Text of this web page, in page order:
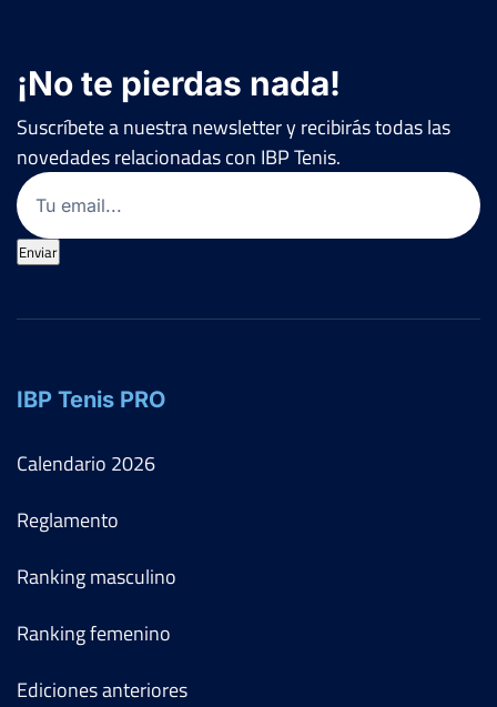
¡No te pierdas nada!
Suscríbete a nuestra newsletter y recibirás todas las
novedades relacionadas con IBP Tenis.
Email
Enviar
IBP Tenis PRO
Calendario 2026
Reglamento
Ranking masculino
Ranking femenino
Ediciones anteriores